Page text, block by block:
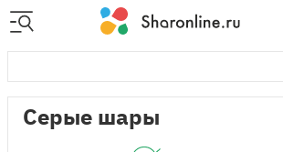
Серые шары